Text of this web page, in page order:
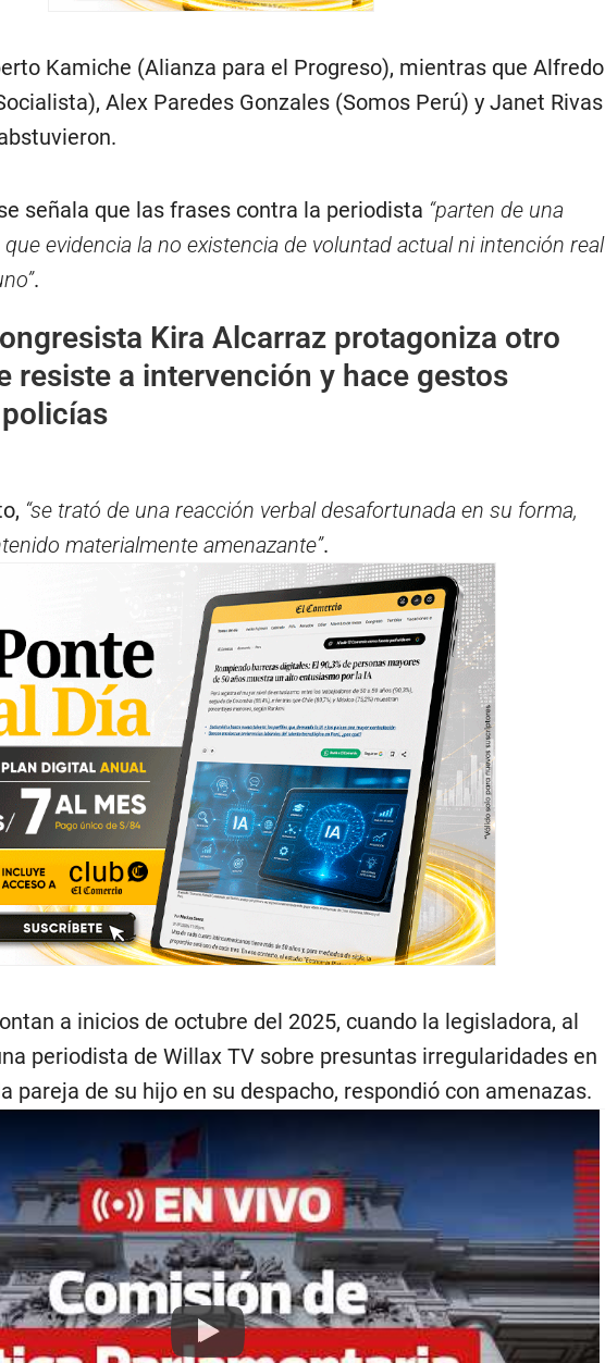
Kamiche (Alianza para el Progreso), mientras que Alfredo
Alex Paredes Gonzales (Somos Perú) y Janet Rivas
señala que las frases contra la periodista “parten de una
evidencia la no existencia de voluntad actual ni intención real
.
Kira Alcarraz protagoniza otro
resiste a intervención y hace gestos
“se trató de una reacción verbal desafortunada en su forma,
materialmente amenazante”.
a inicios de octubre del 2025, cuando la legisladora, al
periodista de Willax TV sobre presuntas irregularidades en
pareja de su hijo en su despacho, respondió con amenazas.
Play